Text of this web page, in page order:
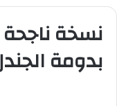
نسخة ناجحة
بدومة